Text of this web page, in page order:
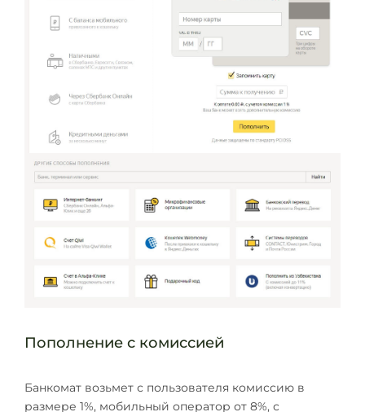
Пополнение с комиссией
Банкомат возьмет с пользователя комиссию в
размере 1%, мобильный оператор от 8%, с